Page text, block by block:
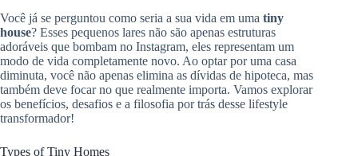
Você já se perguntou como seria a sua vida em uma tiny
house? Esses pequenos lares não são apenas estruturas
adoráveis que bombam no Instagram, eles representam um
modo de vida completamente novo. Ao optar por uma casa
diminuta, você não apenas elimina as dívidas de hipoteca, mas
também deve focar no que realmente importa. Vamos explorar
os benefícios, desafios e a filosofia por trás desse lifestyle
transformador!
Types of Tiny Homes